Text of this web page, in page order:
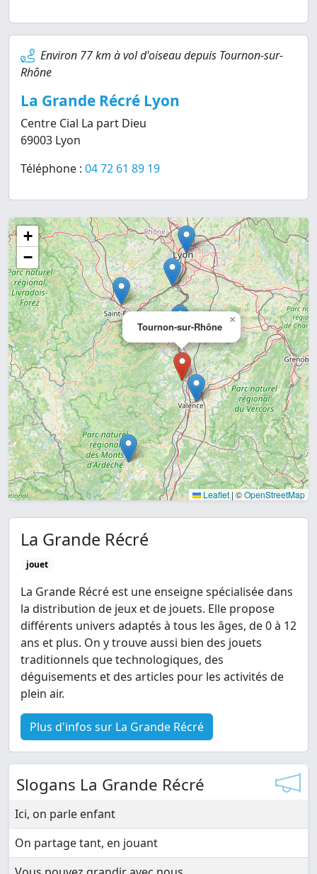
Environ 77 km à vol d'oiseau depuis Tournon-sur-
Rhône
La Grande Récré Lyon
Centre Cial La part Dieu
69003 Lyon
Téléphone : 04 72 61 89 19
Tournon-sur-Rhône
×
+
−
Leaflet | ©OpenStreetMap
La Grande Récré
jouet
La Grande Récré est une enseigne spécialisée dans
la distribution de jeux et de jouets. Elle propose
différents univers adaptés à tous les âges, de 0 à 12
ans et plus. On y trouve aussi bien des jouets
traditionnels que technologiques, des
déguisements et des articles pour les activités de
plein air.
Plus d'infos sur La Grande Récré
Slogans La Grande Récré
Ici, on parle enfant
On partage tant, en jouant